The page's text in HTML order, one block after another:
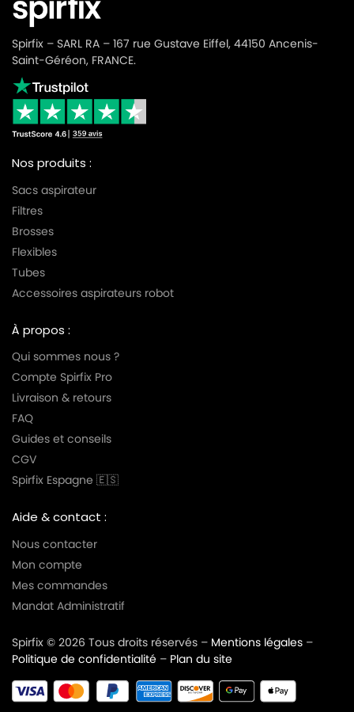
Spirfix – SARL RA – 167 rue Gustave Eiffel, 44150 Ancenis-
Saint-Géréon, FRANCE.
Nos produits :
Sacs aspirateur
Filtres
Brosses
Flexibles
Tubes
Accessoires aspirateurs robot
À propos :
Qui sommes nous ?
Compte Spirfix Pro
Livraison & retours
FAQ
Guides et conseils
CGV
Spirfix Espagne 🇪🇸
Aide & contact :
Nous contacter
Mon compte
Mes commandes
Mandat Administratif
Spirfix © 2026 Tous droits réservés – Mentions légales –
Politique de confidentialité – Plan du site